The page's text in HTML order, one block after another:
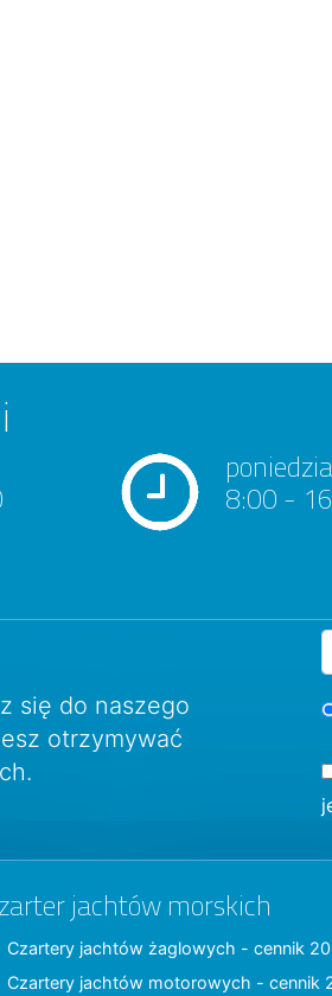
8:00 -
się do naszego
otrzymywać
jachtów morskich
Czartery jachtów żaglowych - cennik
Czartery jachtów motorowych - cennik